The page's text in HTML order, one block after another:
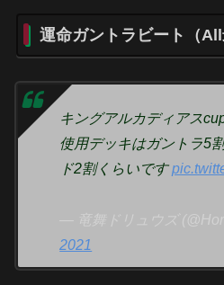
運命ガントラビート（All
キングアルカディアス
使用デッキはガントラ5
ド2割くらいです
— 竜舞ドリュウズ
2021